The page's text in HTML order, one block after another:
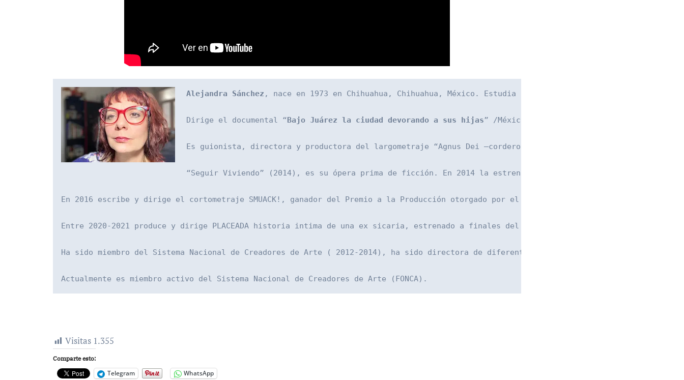
Alejandra Sánchez , nace en 1973 en Chihuahua, Chihuahua, México. Estudia la licenciatura en Comunicación
Dirige el documental “Bajo Juárez la ciudad devorando a sus hijas” /México 2006 que aborda el fenómeno de
Es guionista, directora y productora del largometraje “Agnus Dei –cordero de dios”/ Mexico-Francia 2011
“Seguir Viviendo” (2014), es su ópera prima de ficción. En 2014 la estrena en el Festival de Cine de
En 2016 escribe y dirige el cortometraje SMUACK!, ganador del Premio a la Producción otorgado por el Festival Mix DF y por el
Entre 2020-2021 produce y dirige PLACEADA historia intima de una ex sicaria, estrenado a finales del 2022 en el Festival Internacional
Ha sido miembro del Sistema Nacional de Creadores de Arte ( 2012-2014), ha sido directora de diferentes programas de televisión
Actualmente es miembro activo del Sistema Nacional de Creadores de Arte (FONCA).
Visitas 1.355
Comparte esto:
Telegram WhatsApp